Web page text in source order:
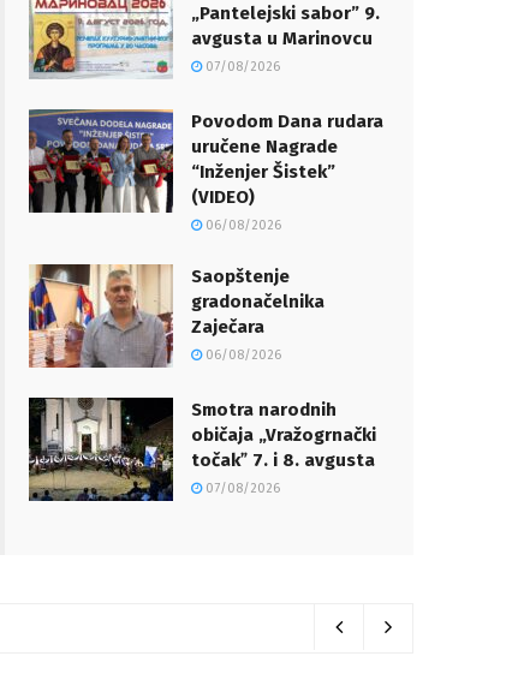
„Pantelejski sabor” 9.
avgusta u Marinovcu
07/08/2026
Povodom Dana rudara
uručene Nagrade
“Inženjer Šistek”
(VIDEO)
06/08/2026
Saopštenje
gradonačelnika
Zaječara
06/08/2026
Smotra narodnih
običaja „Vražogrnački
točakˮ 7. i 8. avgusta
07/08/2026